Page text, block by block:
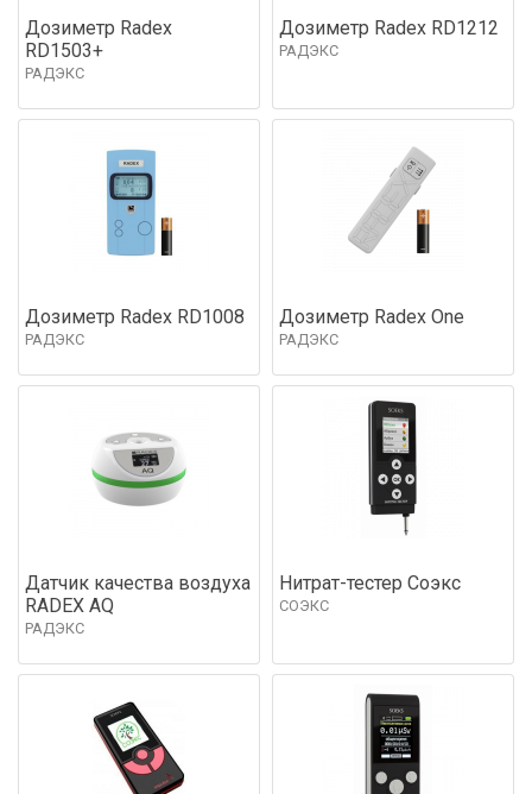
Дозиметр Radex
RD1503+
РАДЭКС
Дозиметр Radex RD1212
РАДЭКС
Дозиметр Radex RD1008
РАДЭКС
Дозиметр Radex One
РАДЭКС
Датчик качества воздуха
RADEX AQ
РАДЭКС
Нитрат-тестер Соэкс
СОЭКС